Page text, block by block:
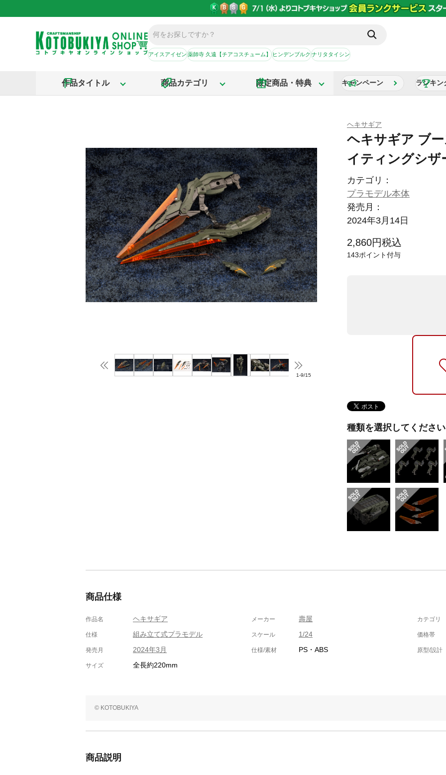
アイスアイゼン薬師寺 久遠【チアコスチューム】ヒンデンブルクナリタタイシン
作品タイトル 商品カテゴリ 限定商品・特典 キャンペーン ランキン
1-9/15
ヘキサギア
ヘキサギア ブ
イティングシザ
カテゴリ：
プラモデル本体
発売月：
2024年3月14日
2,860円税込
143ポイント付与
種類を選択してください
商品仕様
作品名 ヘキサギア メーカー 壽屋 カテゴリ
仕様 組み立て式プラモデル スケール 1/24 価格帯
発売月 2024年3月 仕様/素材 PS・ABS 原型/設計
サイズ 全長約220mm
© KOTOBUKIYA
商品説明